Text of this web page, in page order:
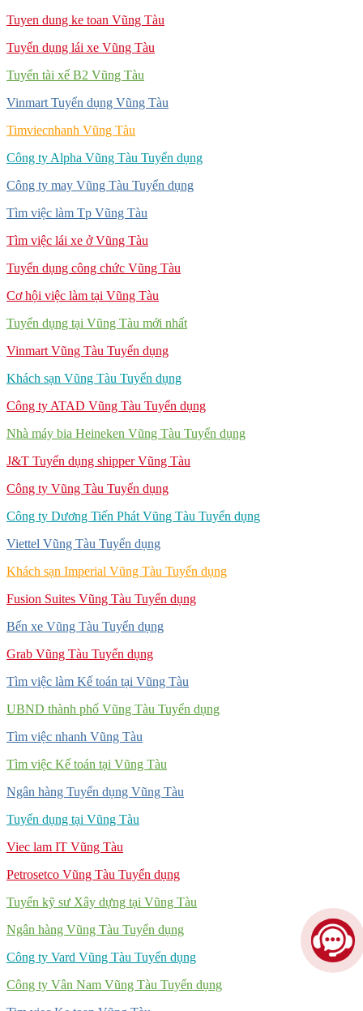
Tuyen dung ke toan Vũng Tàu
Tuyển dụng lái xe Vũng Tàu
Tuyển tài xế B2 Vũng Tàu
Vinmart Tuyển dụng Vũng Tàu
Timviecnhanh Vũng Tàu
Công ty Alpha Vũng Tàu Tuyển dụng
Công ty may Vũng Tàu Tuyển dụng
Tìm việc làm Tp Vũng Tàu
Tìm việc lái xe ở Vũng Tàu
Tuyển dụng công chức Vũng Tàu
Cơ hội việc làm tại Vũng Tàu
Tuyển dụng tại Vũng Tàu mới nhất
Vinmart Vũng Tàu Tuyển dụng
Khách sạn Vũng Tàu Tuyển dụng
Công ty ATAD Vũng Tàu Tuyển dụng
Nhà máy bia Heineken Vũng Tàu Tuyển dụng
J&T Tuyển dụng shipper Vũng Tàu
Công ty Vũng Tàu Tuyển dụng
Công ty Dương Tiến Phát Vũng Tàu Tuyển dụng
Viettel Vũng Tàu Tuyển dụng
Khách sạn Imperial Vũng Tàu Tuyển dụng
Fusion Suites Vũng Tàu Tuyển dụng
Bến xe Vũng Tàu Tuyển dụng
Grab Vũng Tàu Tuyển dụng
Tìm việc làm Kế toán tại Vũng Tàu
UBND thành phố Vũng Tàu Tuyển dụng
Tìm việc nhanh Vũng Tàu
Tìm việc Kế toán tại Vũng Tàu
Ngân hàng Tuyển dụng Vũng Tàu
Tuyển dụng tại Vũng Tàu
Viec lam IT Vũng Tàu
Petrosetco Vũng Tàu Tuyển dụng
Tuyển kỹ sư Xây dựng tại Vũng Tàu
Ngân hàng Vũng Tàu Tuyển dụng
Công ty Vard Vũng Tàu Tuyển dụng
Công ty Vân Nam Vũng Tàu Tuyển dụng